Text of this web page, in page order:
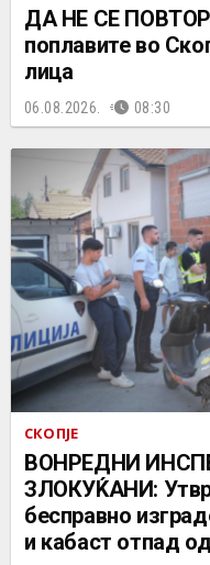
ДА НЕ СЕ
поплавите во
лица
06.08.2026. 08:30
СКОПЈЕ
ВОНРЕДНИ
ЗЛОКУЌАНИ:
бесправно
и кабаст отпад